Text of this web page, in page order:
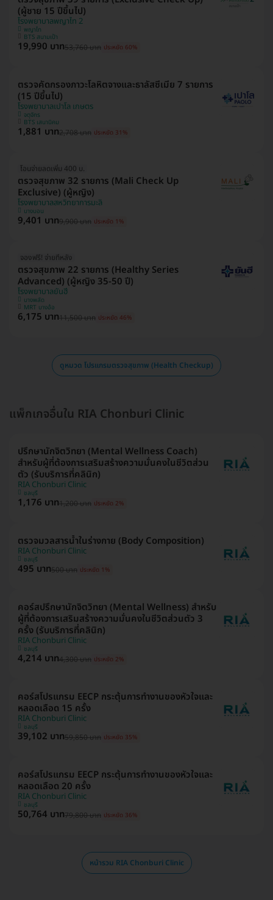
(ผู้ชาย 15 ปีขึ้นไป)
โรงพยาบาลพญาไท 2
พญาไท
BTS สนามเป้า
19,990 บาท53,760 บาท ประหยัด 60%
ตรวจคัดกรองภาวะโลหิตจางและธาลัสซีเมีย 7 รายการ
(15 ปีขึ้นไป)
โรงพยาบาลเปาโล เกษตร
จตุจักร
BTS เสนานิคม
1,881 บาท2,708 บาท ประหยัด 31%
โอนจ่ายลดเพิ่ม 400 บ.
ตรวจสุขภาพ 32 รายการ (Mali Check Up
Exclusive) (ผู้หญิง)
โรงพยาบาลสหวิทยาการมะลิ
บางบอน
9,401 บาท9,900 บาท ประหยัด 1%
จองฟรี! จ่ายทีหลัง
ตรวจสุขภาพ 22 รายการ (Healthy Series
Advanced) (ผู้หญิง 35-50 ปี)
โรงพยาบาลยันฮี
บางพลัด
MRT บางอ้อ
6,175 บาท11,500 บาท ประหยัด 46%
ดูหมวด โปรแกรมตรวจสุขภาพ (Health Checkup)
แพ็กเกจอื่นใน RIA Chonburi Clinic
ปรึกษานักจิตวิทยา (Mental Wellness Coach)
สำหรับผู้ที่ต้องการเสริมสร้างความมั่นคงในชีวิตส่วน
ตัว (รับบริการที่คลินิก)
RIA Chonburi Clinic
ชลบุรี
1,176 บาท1,200 บาท ประหยัด 2%
ตรวจมวลสารน้ำในร่างกาย (Body Composition)
RIA Chonburi Clinic
ชลบุรี
495 บาท500 บาท ประหยัด 1%
คอร์สปรึกษานักจิตวิทยา (Mental Wellness) สำหรับ
ผู้ที่ต้องการเสริมสร้างความมั่นคงในชีวิตส่วนตัว 3
ครั้ง (รับบริการที่คลินิก)
RIA Chonburi Clinic
ชลบุรี
4,214 บาท4,300 บาท ประหยัด 2%
คอร์สโปรแกรม EECP กระตุ้นการทำงานของหัวใจและ
หลอดเลือด 15 ครั้ง
RIA Chonburi Clinic
ชลบุรี
39,102 บาท59,850 บาท ประหยัด 35%
คอร์สโปรแกรม EECP กระตุ้นการทำงานของหัวใจและ
หลอดเลือด 20 ครั้ง
RIA Chonburi Clinic
ชลบุรี
50,764 บาท79,800 บาท ประหยัด 36%
หน้ารวม RIA Chonburi Clinic